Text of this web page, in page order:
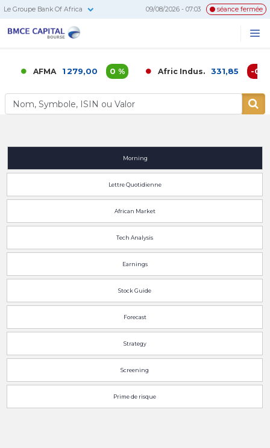
Le Groupe Bank Of Africa 09/08/2026 - 07:03 séance fermée
AFMA 1 279,00 0 % Afric Indus. 331,85 -0,02
Morning
Lettre Quotidienne
African Market
Tech Analysis
Earnings
Stock Guide
Forecast
Strategy
Screening
Prime de risque